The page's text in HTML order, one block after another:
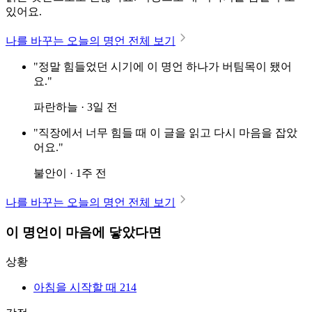
있어요.
나를 바꾸는 오늘의 명언 전체 보기
"정말 힘들었던 시기에 이 명언 하나가 버팀목이 됐어
요."
파란하늘 · 3일 전
"직장에서 너무 힘들 때 이 글을 읽고 다시 마음을 잡았
어요."
불안이 · 1주 전
나를 바꾸는 오늘의 명언 전체 보기
이 명언이 마음에 닿았다면
상황
아침을 시작할 때 214